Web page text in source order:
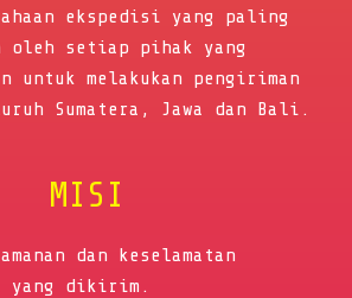
ekspedisi yang paling
setiap pihak yang
untuk melakukan pengiriman
Sumatera, Jawa dan Bali.
MISI
dan keselamatan
yang dikirim.